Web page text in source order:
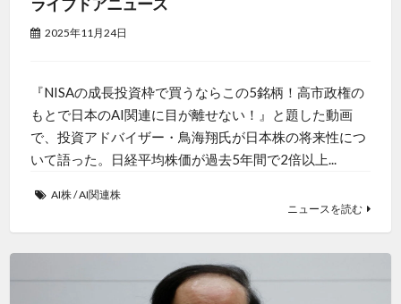
2025年11月24日
『NISAの成長投資枠で買うならこの5銘柄！高市政権の
もとで日本のAI関連に目が離せない！』と題した動画
で、投資アドバイザー・鳥海翔氏が日本株の将来性につ
いて語った。日経平均株価が過去5年間で2倍以上...
AI株/AI関連株
ニュースを読む